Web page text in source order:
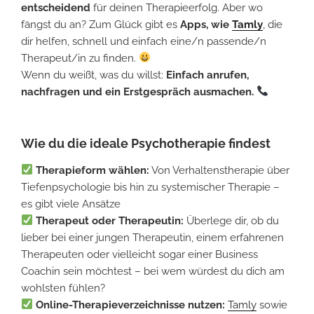
entscheidend für deinen Therapieerfolg. Aber wo
fängst du an? Zum Glück gibt es Apps, wie Tamly , die
dir helfen, schnell und einfach eine/n passende/n
Therapeut/in zu finden.
Wenn du weißt, was du willst: Einfach anrufen,
nachfragen und ein Erstgespräch ausmachen.
Wie du die ideale Psychotherapiefindest
Therapieform wählen: Von Verhaltenstherapie über
Tiefenpsychologie bis hin zu systemischer Therapie –
es gibt viele Ansätze
Therapeut oder Therapeutin: Überlege dir, ob du
lieber bei einer jungen Therapeutin, einem erfahrenen
Therapeuten oder vielleicht sogar einer Business
Coachin sein möchtest – bei wem würdest du dich am
wohlsten fühlen?
Online-Therapieverzeichnisse nutzen: Tamly sowie